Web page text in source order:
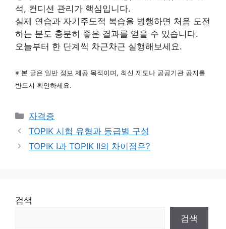
석, 컨디션 관리가 핵심입니다.
실제 연습과 자기주도적 복습을 병행하면 처음 도전
하는 분도 충분히 좋은 결과를 얻을 수 있습니다.
오늘부터 한 단계씩 차근차근 실행해보세요.
※ 본 글은 일반 정보 제공 목적이며, 최신 제도나 공공기관 공지를
반드시 확인하세요.
카
테
리
자격증
TOPIK 시험 유형과 등급별 구성
TOPIK I과 TOPIK II의 차이점은?
검색
검색